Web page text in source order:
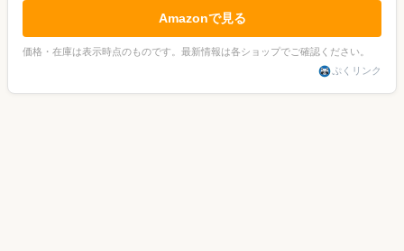
Amazonで見る
価格・在庫は表示時点のものです。最新情報は各ショップでご確認ください。
ぷくリンク